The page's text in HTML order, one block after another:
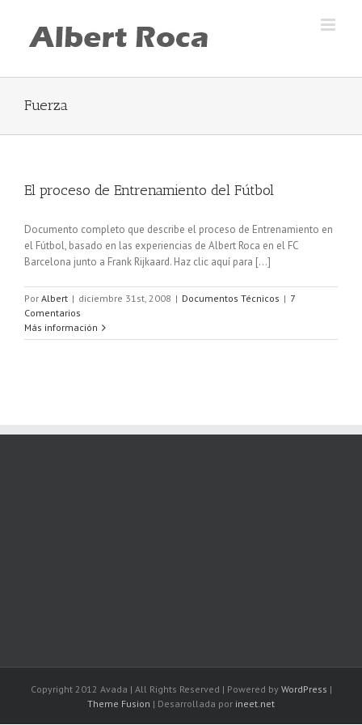
content
Fuerza
El proceso de Entrenamiento del Fútbol
Documento completo que describe el proceso de Entrenamiento en
el Fútbol, basado en las experiencias de Albert Roca en el FC
Barcelona junto a Frank Rijkaard. Haz clic aquí para [...]
Por Albert | diciembre 31st, 2008 | Documentos Técnicos | 7
Comentarios
Más información
Copyright 2012 Avada | All Rights Reserved | Powered by WordPress |
Theme Fusion | Desarrollada por ineet.net